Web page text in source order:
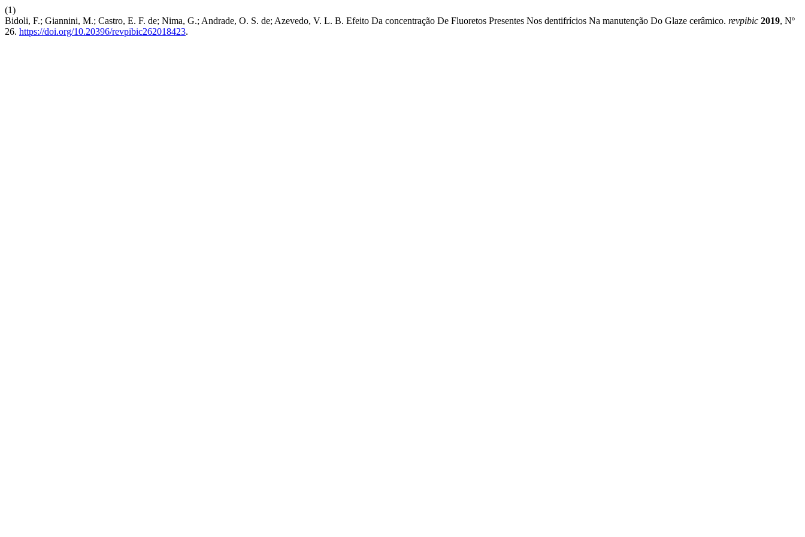
(1)
Bidoli, F.; Giannini, M.; Castro, E. F. de; Nima, G.; Andrade, O. S. de; Azevedo, V. L. B. Efeito Da concentração De Fluoretos Presentes Nos dentifrícios Na manutenção Do Glaze cerâmico. revpibic 2019, Nº
26. https://doi.org/10.20396/revpibic262018423.